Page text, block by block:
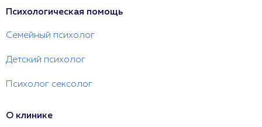
Психологическая помощь
Семейный психолог
Детский психолог
Психолог сексолог
О клинике